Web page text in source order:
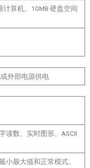
计算机。10MB 硬盘空间
外部电源供电
读数、实时图形、ASCII
小最大值和正常模式。